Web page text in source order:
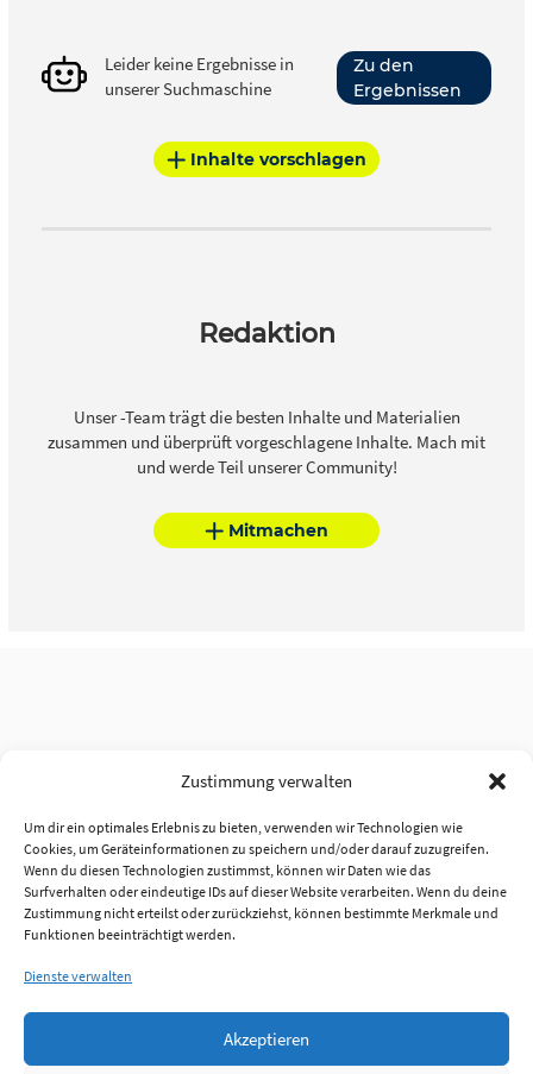
Zustimmung verwalten
Um dir ein optimales Erlebnis zu bieten, verwenden wir Technologien wie
Cookies, um Geräteinformationen zu speichern und/oder darauf zuzugreifen.
Wenn du diesen Technologien zustimmst, können wir Daten wie das
Surfverhalten oder eindeutige IDs auf dieser Website verarbeiten. Wenn du deine
Zustimmung nicht erteilst oder zurückziehst, können bestimmte Merkmale und
Funktionen beeinträchtigt werden.
Dienste verwalten
Akzeptieren
Leider keine Ergebnisse in
unserer Suchmaschine
Zu den
Ergebnissen
Inhalte vorschlagen
Redaktion
Unser -Team trägt die besten Inhalte und Materialien
zusammen und überprüft vorgeschlagene Inhalte. Mach mit
und werde Teil unserer Community!
Mitmachen